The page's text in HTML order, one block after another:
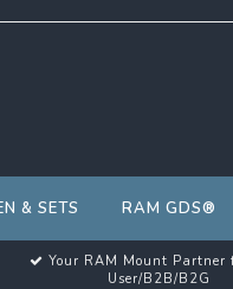
& SETS RAM GDS®
Your RAM Mount Partner
User/B2B/B2G